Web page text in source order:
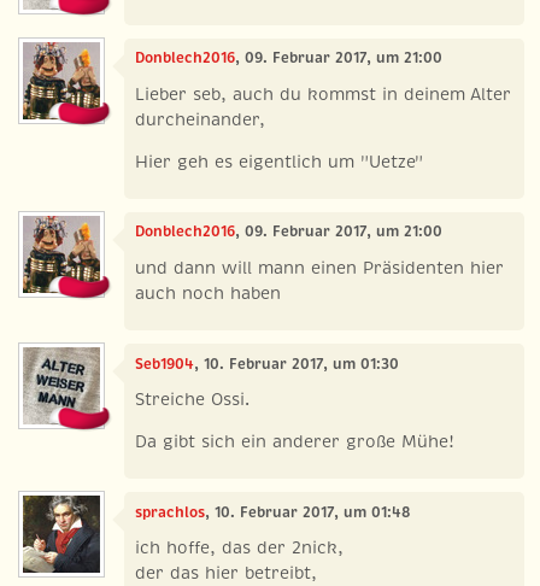
Donblech2016, 09. Februar 2017, um 21:00
Lieber seb, auch du kommst in deinem Alter
durcheinander,
Hier geh es eigentlich um "Uetze"
Donblech2016, 09. Februar 2017, um 21:00
und dann will mann einen Präsidenten hier
auch noch haben
Seb1904, 10. Februar 2017, um 01:30
Streiche Ossi.
Da gibt sich ein anderer große Mühe!
sprachlos, 10. Februar 2017, um 01:48
ich hoffe, das der 2nick,
der das hier betreibt,